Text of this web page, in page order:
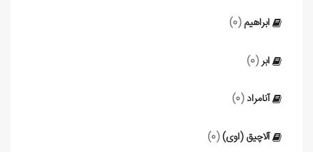
ابراهیم (0)
ابر(0)
آنامراد (0)
آلاچیق (اوی) (0)